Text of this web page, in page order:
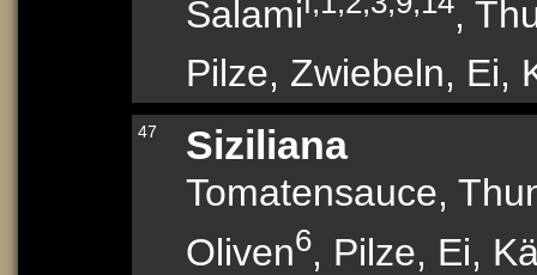
Salami
,
Pilze, Zwiebeln, Ei,
47 Siziliana
Tomatensauce,
Oliven6, Pilze, Ei,